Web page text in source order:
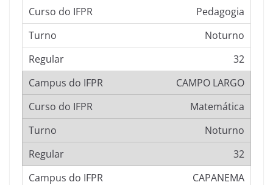
Pedagogia
Noturno
32
CAMPO LARGO
Matemática
Noturno
32
CAPANEMA